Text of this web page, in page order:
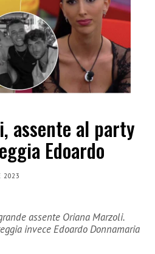
assente al party
Edoardo
2023
assente Oriana Marzoli.
invece Edoardo Donnamaria